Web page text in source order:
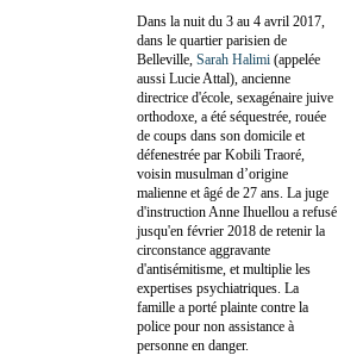
Dans la nuit du 3 au 4 avril 2017,
dans le quartier parisien de
Belleville, Sarah Halimi (appelée
aussi Lucie Attal), ancienne
directrice d'école, sexagénaire juive
orthodoxe, a été séquestrée, rouée
de coups dans son domicile et
défenestrée par Kobili Traoré,
voisin musulman d’origine
malienne et âgé de 27 ans. La juge
d'instruction Anne Ihuellou a refusé
jusqu'en février 2018 de retenir la
circonstance aggravante
d'antisémitisme, et multiplie les
expertises psychiatriques. La
famille a porté plainte contre la
police pour non assistance à
personne en danger.